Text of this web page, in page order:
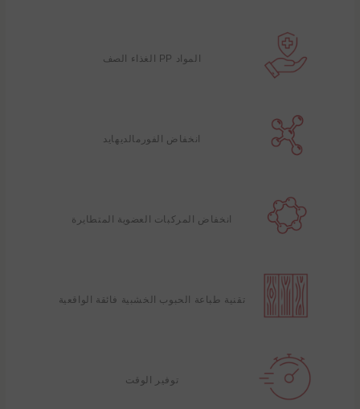
المواد PP الغذاء الصف
انخفاض الفورمالديهايد
انخفاض المركبات العضوية المتطايرة
تقنية طباعة الحبوب الخشبية فائقة الواقعية
توفير الوقت